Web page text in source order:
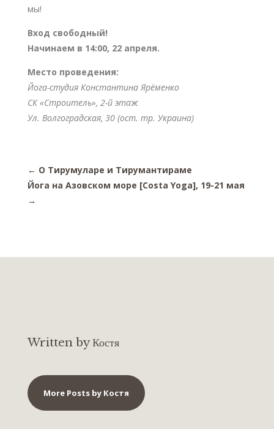
мы!
Вход свободный!
Начинаем в 14:00, 22 апреля.
Место проведения:
Йога-студия Константина Ярёменко
СК «Строитель», 2-й этаж
Ул. Волгоградская, 30 (ост. тр. Украина)
← О Тирумуларе и Тирумантираме
Йога на Азовском море [Costa Yoga], 19-21 мая
→
Written by Костя
More Posts by Костя